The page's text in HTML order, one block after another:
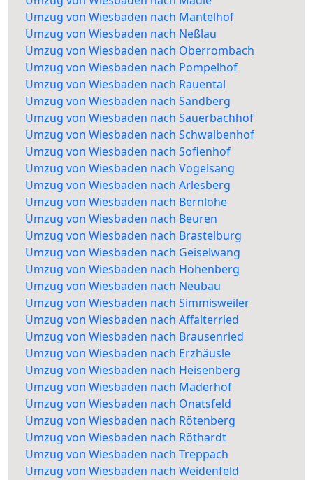
Umzug von Wiesbaden nach Mantelhof
Umzug von Wiesbaden nach Neßlau
Umzug von Wiesbaden nach Oberrombach
Umzug von Wiesbaden nach Pompelhof
Umzug von Wiesbaden nach Rauental
Umzug von Wiesbaden nach Sandberg
Umzug von Wiesbaden nach Sauerbachhof
Umzug von Wiesbaden nach Schwalbenhof
Umzug von Wiesbaden nach Sofienhof
Umzug von Wiesbaden nach Vogelsang
Umzug von Wiesbaden nach Arlesberg
Umzug von Wiesbaden nach Bernlohe
Umzug von Wiesbaden nach Beuren
Umzug von Wiesbaden nach Brastelburg
Umzug von Wiesbaden nach Geiselwang
Umzug von Wiesbaden nach Hohenberg
Umzug von Wiesbaden nach Neubau
Umzug von Wiesbaden nach Simmisweiler
Umzug von Wiesbaden nach Affalterried
Umzug von Wiesbaden nach Brausenried
Umzug von Wiesbaden nach Erzhäusle
Umzug von Wiesbaden nach Heisenberg
Umzug von Wiesbaden nach Mäderhof
Umzug von Wiesbaden nach Onatsfeld
Umzug von Wiesbaden nach Rötenberg
Umzug von Wiesbaden nach Röthardt
Umzug von Wiesbaden nach Treppach
Umzug von Wiesbaden nach Weidenfeld